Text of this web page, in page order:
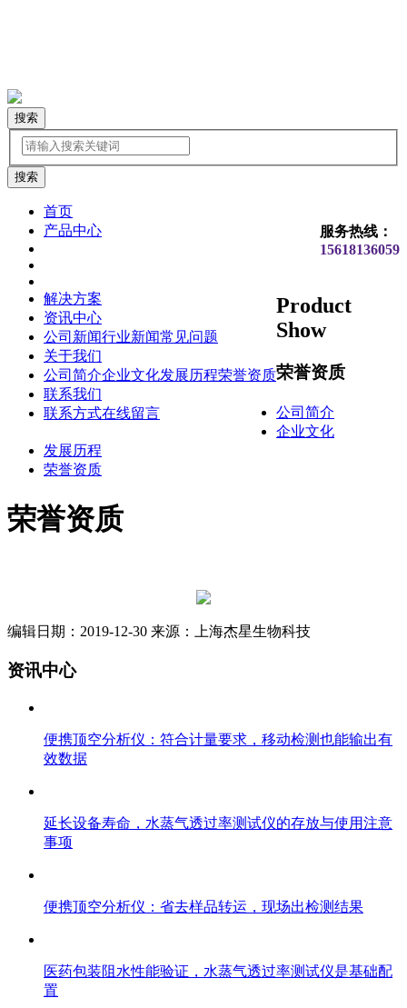
搜索
服务热线：
15618136059
首页
产品中心
解决方案
资讯中心
公司新闻行业新闻常见问题
关于我们
公司简介企业文化发展历程荣誉资质
联系我们
联系方式在线留言
Product
Show
荣誉资质
公司简介
企业文化
发展历程
荣誉资质
荣誉资质
编辑日期：2019-12-30 来源：上海杰星生物科技
资讯中心
便携顶空分析仪：符合计量要求，移动检测也能输出有
效数据
延长设备寿命，水蒸气透过率测试仪的存放与使用注意
事项
便携顶空分析仪：省去样品转运，现场出检测结果
医药包装阻水性能验证，水蒸气透过率测试仪是基础配
置